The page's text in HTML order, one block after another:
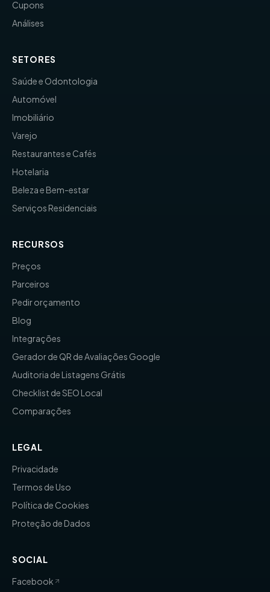
Cupons
Análises
SETORES
Saúde e Odontologia
Automóvel
Imobiliário
Varejo
Restaurantes e Cafés
Hotelaria
Beleza e Bem-estar
Serviços Residenciais
RECURSOS
Preços
Parceiros
Pedir orçamento
Blog
Integrações
Gerador de QR de Avaliações Google
Auditoria de Listagens Grátis
Checklist de SEO Local
Comparações
LEGAL
Privacidade
Termos de Uso
Política de Cookies
Proteção de Dados
SOCIAL
Facebook